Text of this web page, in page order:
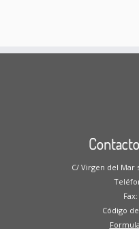
C/ Virgen del Mar
Código